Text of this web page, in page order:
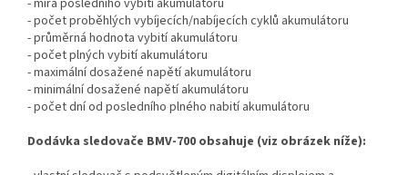
- míra posledního vybití akumulátoru
- počet proběhlých vybíjecích/nabíjecích cyklů akumulátoru
- průměrná hodnota vybití akumulátoru
- počet plných vybití akumulátoru
- maximální dosažené napětí akumulátoru
- minimální dosažené napětí akumulátoru
- počet dní od posledního plného nabití akumulátoru
Dodávka sledovače BMV-700 obsahuje (viz obrázek níže):